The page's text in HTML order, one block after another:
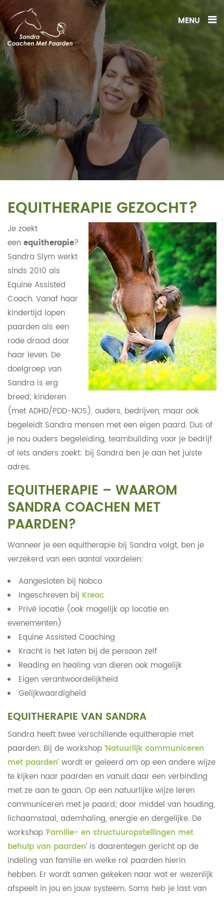
MENU
EQUITHERAPIE GEZOCHT?
Je zoekt
een equitherapie?
Sandra Slym werkt
sinds 2010 als
Equine Assisted
Coach. Vanaf haar
kindertijd lopen
paarden als een
rode draad door
haar leven. De
doelgroep van
Sandra is erg
breed; kinderen
(met ADHD/PDD-NOS), ouders, bedrijven, maar ook
begeleidt Sandra mensen met een eigen paard. Dus of
je nou ouders begeleiding, teambuilding voor je bedrijf
of iets anders zoekt: bij Sandra ben je aan het juiste
adres.
EQUITHERAPIE – WAAROM
SANDRA COACHEN MET
PAARDEN?
Wanneer je een equitherapie bij Sandra volgt, ben je
verzekerd van een aantal voordelen:
Aangesloten bij Nobco
Ingeschreven bij Kreac
Privé locatie (ook mogelijk op locatie en
evenementen)
Equine Assisted Coaching
Kracht is het laten bij de persoon zelf
Reading en healing van dieren ook mogelijk
Eigen verantwoordelijkheid
Gelijkwaardigheid
EQUITHERAPIE VAN SANDRA
Sandra heeft twee verschillende equitherapie met
paarden. Bij de workshop ‘Natuurlijk communiceren
met paarden’ wordt er geleerd om op een andere wijze
te kijken naar paarden en vanuit daar een verbinding
met ze aan te gaan. Op een natuurlijke wijze leren
communiceren met je paard; door middel van houding,
lichaamstaal, ademhaling, energie en dergelijke. De
workshop ‘Familie- en structuuropstellingen met
behulp van paarden’ is daarentegen gericht op de
indeling van familie en welke rol paarden hierin
hebben. Er wordt samen gekeken naar wat er wezenlijk
afspeelt in jou en jouw systeem. Soms heb je last van